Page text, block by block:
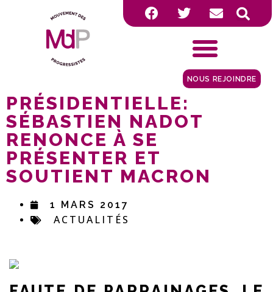
NOUS REJOINDRE
PRÉSIDENTIELLE:
SÉBASTIEN NADOT
RENONCE À SE
PRÉSENTER ET
SOUTIENT MACRON
1 MARS 2017
ACTUALITÉS